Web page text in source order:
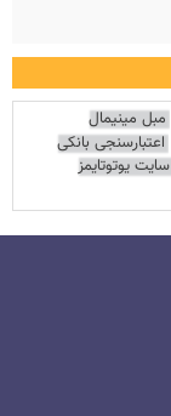
مبل مینیمال
اعتبارسنجی بانکی
سایت یوتوتایمز